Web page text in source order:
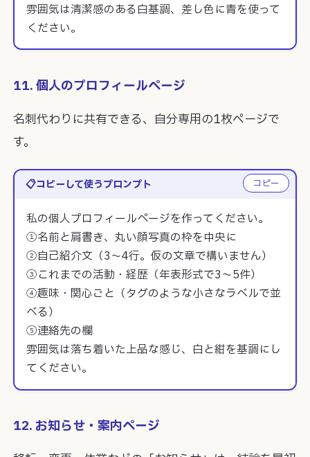
雰囲気は清潔感のある白基調、差し色に青を使って
ください。
11. 個人のプロフィールページ
名刺代わりに共有できる、自分専用の1枚ページで
す。
コピーして使うプロンプト
私の個人プロフィールページを作ってください。
①名前と肩書き、丸い顔写真の枠を中央に
②自己紹介文（3〜4行。仮の文章で構いません）
③これまでの活動・経歴（年表形式で3〜5件）
④趣味・関心ごと（タグのような小さなラベルで並
べる）
⑤連絡先の欄
雰囲気は落ち着いた上品な感じ、白と紺を基調にし
てください。
コピー
12. お知らせ・案内ページ